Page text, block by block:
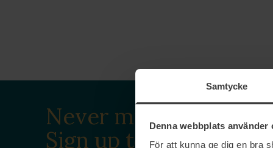
Samtycke
Denna webbplats använder
För att kunna ge dig en bra
Never miss a beat.
Sign up to our